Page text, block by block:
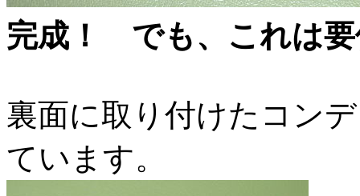
完成！ でも、これは要
裏面に取り付けたコン
ています。